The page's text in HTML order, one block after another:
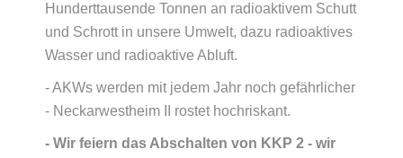
Hunderttausende Tonnen an radioaktivem Schutt
und Schrott in unsere Umwelt, dazu radioaktives
Wasser und radioaktive Abluft.
- AKWs werden mit jedem Jahr noch gefährlicher
- Neckarwestheim II rostet hochriskant.
- Wir feiern das Abschalten von KKP 2 - wir